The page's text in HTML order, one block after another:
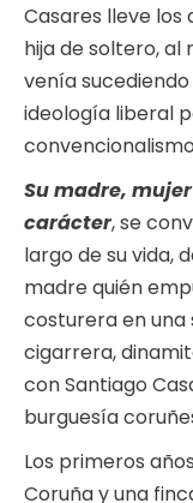
Casares lleve los
hija de soltero,
venía
ideología liberal
Su madre,
carácter, se
largo de su vida,
madre quién
costurera en una
cigarrera,
con Santiago
burguesía
Los primeros
Coruña y una